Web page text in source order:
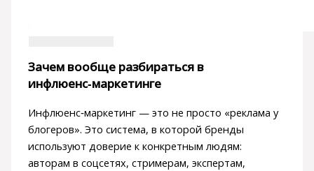
Зачем вообще разбираться в
инфлюенс‑маркетинге
Инфлюенс‑маркетинг — это не просто «реклама у
блогеров». Это система, в которой бренды
используют доверие к конкретным людям:
авторам в соцсетях, стримерам, экспертам,